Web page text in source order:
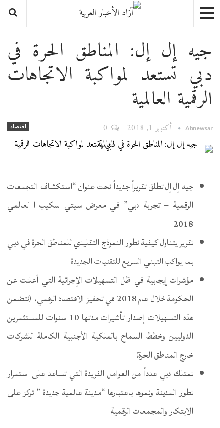
جيه إل إل: المناطق الحرة في
دبي تستعد لمواكبة الاتجاهات
الرقمية العالمية
اقتصاد Abnewsar أكتوبر 1, 2018
جيه إل إل تطلق تقريراً جديداً تحت عنوان “استكشاف التجمعات
الرقمية – تجربة دبي” في معرض سيتي سكيب ا لعالمي
2018
تقرير يتناول كيفية تطور النموذج التقليدي للمناطق الحرة في دبي
بما يواكب التبني السريع للتقنيات الجديدة
مؤشرات إيجابية في ظل التسهيلات الإجرائية التي أعلنت عن
الحكومة خلال عام 2018 في تحفيز الاقتصاد الرقمي، (تتضمن
هذه التسهيلات إصدار تأشيرات مدتها 10 سنوات للمستثمرين
الدوليين وخطط السماح بالملكية الأجنبية الكاملة للشركات
خارج المناطق الحرة)
تمتلك دبي عدداً من العوامل الفريدة التي تساعد على استمرار
تطور المدينة ونموها باعتبارها “مدينة عالمية جديدة ” تركز على
الابتكار والمجمعات الرقمية